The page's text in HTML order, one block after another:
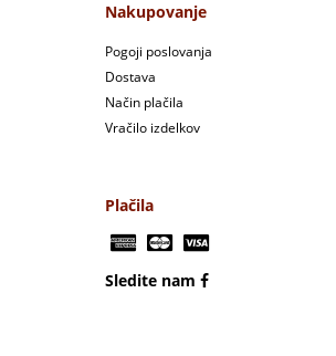
Nakupovanje
Pogoji poslovanja
Dostava
Način plačila
Vračilo izdelkov
Plačila
Sledite nam